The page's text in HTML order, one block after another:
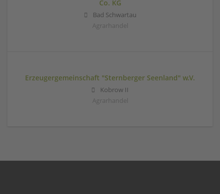
Co. KG
Bad Schwartau
Agrarhandel
Erzeugergemeinschaft "Sternberger Seenland" w.V.
Kobrow II
Agrarhandel